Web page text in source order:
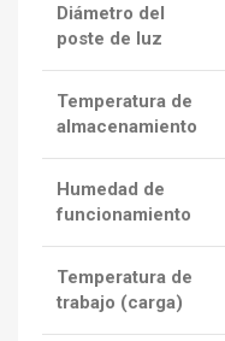
Diámetro del
poste de luz
Temperatura de
almacenamiento
Humedad de
funcionamiento
Temperatura de
trabajo (carga)